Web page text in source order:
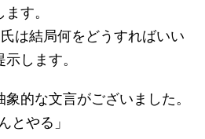
す。
は結局何をどうすればいい
します。
的な文言がございました。
とやる」